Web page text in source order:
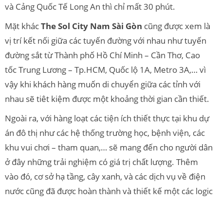
và Cảng Quốc Tế Long An thì chỉ mất 30 phút.
Mặt khácThe Sol City Nam Sài Gòn cũng được xem là
vị trí kết nối giữa các tuyến đường với nhau như tuyến
đường sắt từ Thành phố Hồ Chí Minh – Cần Thơ, Cao
tốc Trung Lương – Tp.HCM, Quốc lộ 1A, Metro 3A,… vì
vậy khi khách hàng muốn di chuyển giữa các tỉnh với
nhau sẽ tiêt kiệm được một khoảng thời gian cần thiết.
Ngoài ra, với hàng loạt các tiện ích thiết thực tại khu dự
án đô thị như các hệ thống trường học, bệnh viện, các
khu vui chơi – tham quan,… sẽ mang đến cho người dân
ở đây những trải nghiệm có giá trị chất lượng. Thêm
vào đó, cơ sở hạ tầng, cây xanh, và các dịch vụ về điện
nước cũng đã được hoàn thành và thiết kế một các logic